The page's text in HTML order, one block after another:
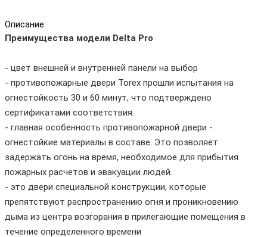
Описание
Преимущества модели Delta Pro
- цвет внешней и внутренней панели на выбор
- противопожарные двери Torex прошли испытания на
огнестойкость 30 и 60 минут, что подтверждено
сертификатами соответствия.
- главная особенность противопожарной двери -
огнестойкие материалы в составе. Это позволяет
задержать огонь на время, необходимое для прибытия
пожарных расчетов и эвакуации людей.
- это двери специальной конструкции, которые
препятствуют распространению огня и проникновению
дыма из центра возгорания в прилегающие помещения в
течение определенного времени